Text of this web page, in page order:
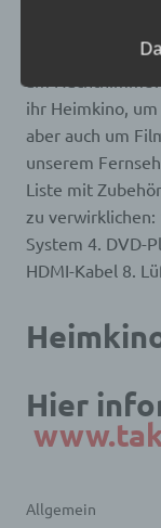
in unserem
dem Fenster
ihr Heimkino, um
aber auch um
unserem
Liste mit
zu
System 4. DVD-
HDMI-Kabel 8.
Hier
Allgemein
diesem
alternativen
Die
Richtlinien-
der
verwendet
soll sowohl
unsere
Wir
a)
die sich auf